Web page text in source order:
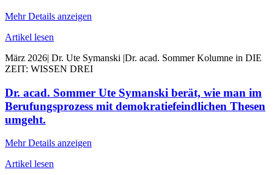
Mehr Details anzeigen
Artikel lesen
März 2026| Dr. Ute Symanski |Dr. acad. Sommer Kolumne in DIE
ZEIT: WISSEN DREI
Dr. acad. Sommer Ute Symanski berät, wie man im
Berufungsprozess mit demokratiefeindlichen Thesen
umgeht.
Mehr Details anzeigen
Artikel lesen